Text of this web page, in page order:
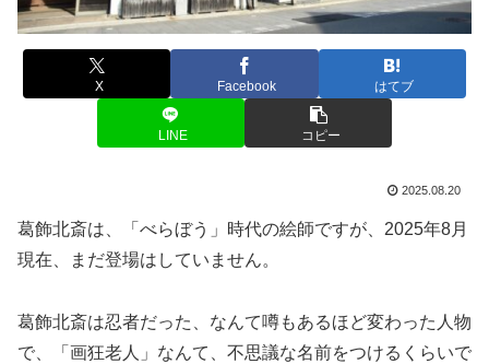
X Facebook はてブ
LINE コピー
2025.08.20
葛飾北斎は、「べらぼう」時代の絵師ですが、2025年8月
現在、まだ登場はしていません。
葛飾北斎は忍者だった、なんて噂もあるほど変わった人物
で、「画狂老人」なんて、不思議な名前をつけるくらいで